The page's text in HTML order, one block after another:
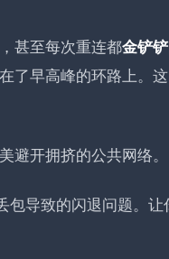
甚至每次重连都金铲
了早高峰的环路上。
开拥挤的公共网络。
包导致的闪退问题。让